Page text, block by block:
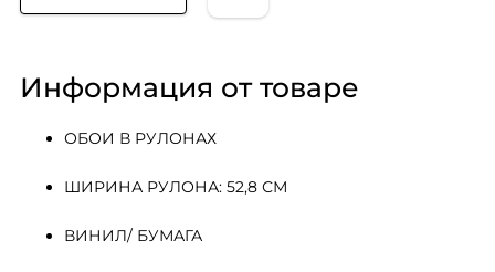
Информация от товаре
ОБОИ В РУЛОНАХ
ШИРИНА РУЛОНА: 52,8 СМ
ВИНИЛ/ БУМАГА